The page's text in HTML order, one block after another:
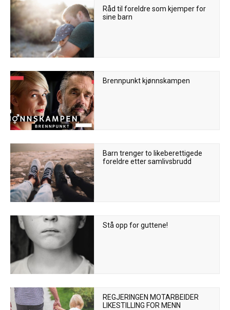
Råd til foreldre som kjemper for
sine barn
Brennpunkt kjønnskampen
Barn trenger to likeberettigede
foreldre etter samlivsbrudd
Stå opp for guttene!
REGJERINGEN MOTARBEIDER
LIKESTILLING FOR MENN